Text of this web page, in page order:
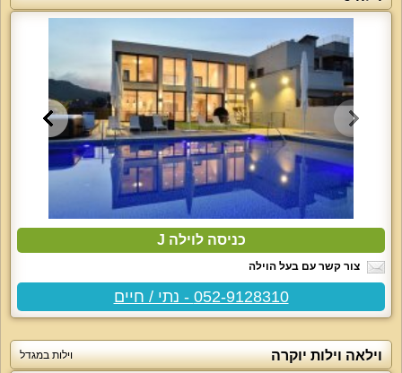
כניסה לוילה J
צור קשר עם בעל הוילה
052-9128310 - נתי / חיים
וילאה וילות יוקרה וילות במגדל